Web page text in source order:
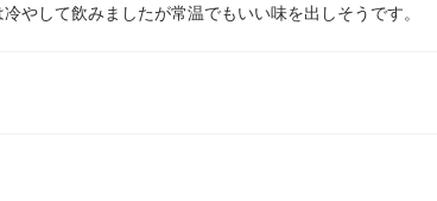
やして飲みましたが常温でもいい味を出しそうです。